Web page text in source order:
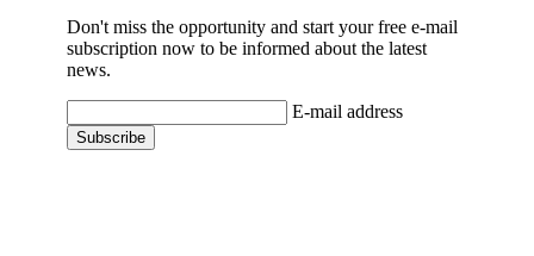
Don't miss the opportunity and start your free e-mail
subscription now to be informed about the latest
news.
E-mail address